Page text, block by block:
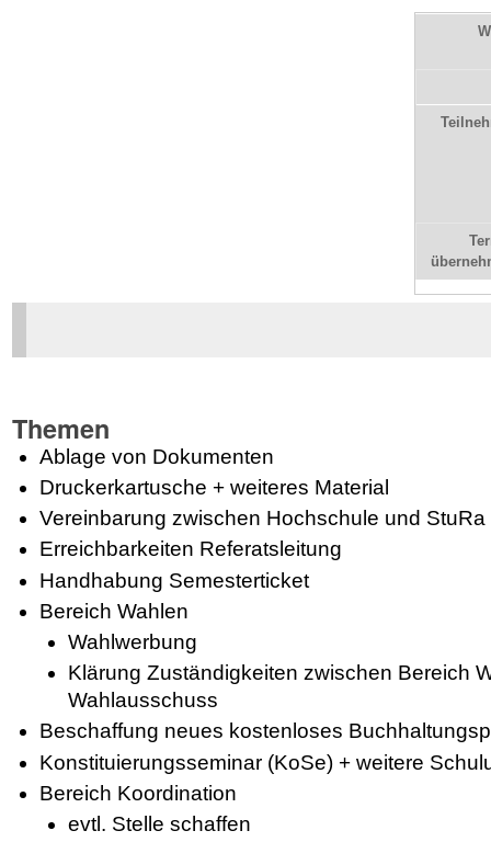
Themen
Ablage von Dokumenten
Druckerkartusche + weiteres Material
Vereinbarung zwischen Hochschule und StuRa
Erreichbarkeiten Referatsleitung
Handhabung Semesterticket
Bereich Wahlen
Wahlwerbung
Klärung Zuständigkeiten zwischen Bereich
Wahlausschuss
Beschaffung neues kostenloses
Konstituierungsseminar (KoSe) + weitere
Bereich Koordination
evtl. Stelle schaffen